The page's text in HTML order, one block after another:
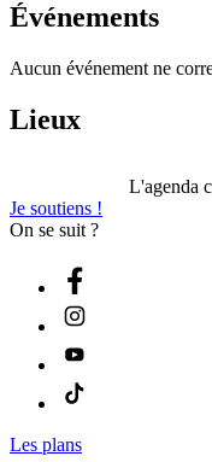
Événements
Aucun événement ne
Lieux
L'agenda
Je soutiens !
On se suit ?
Les plans